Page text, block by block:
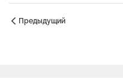
Предыдущий